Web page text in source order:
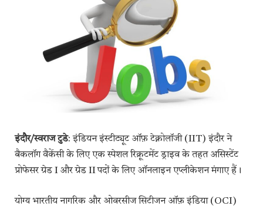
इंदौर/स्वराज टुडे: इंडियन इंस्टीट्यूट ऑफ़ टेक्नोलॉजी (IIT) इंदौर ने
बैकलॉग वैकेंसी के लिए एक स्पेशल रिक्रूटमेंट ड्राइव के तहत असिस्टेंट
प्रोफेसर ग्रेड I और ग्रेड II पदों के लिए ऑनलाइन एप्लीकेशन मंगाए हैं।
योग्य भारतीय नागरिक और ओवरसीज सिटीजन ऑफ़ इंडिया (OCI)